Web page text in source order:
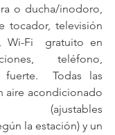
o ducha/inodoro,
tocador, televisión
Wi-Fi  gratuito en
teléfono,
fuerte.  Todas las
aire acondicionado
(ajustables
la estación) y un